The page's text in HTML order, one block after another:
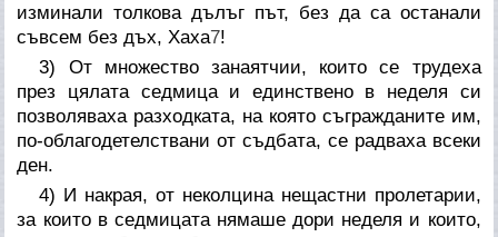
изминали толкова дълъг път, без да са останали
съвсем без дъх, Хаха7!
3) От множество занаятчии, които се трудеха
през цялата седмица и единствено в неделя си
позволяваха разходката, на която съгражданите им,
по-облагодетелствани от съдбата, се радваха всеки
ден.
4) И накрая, от неколцина нещастни пролетарии,
за които в седмицата нямаше дори неделя и които,